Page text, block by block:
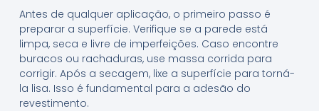
Antes de qualquer aplicação, o primeiro passo é
preparar a superfície. Verifique se a parede está
limpa, seca e livre de imperfeições. Caso encontre
buracos ou rachaduras, use massa corrida para
corrigir. Após a secagem, lixe a superfície para torná-
la lisa. Isso é fundamental para a adesão do
revestimento.